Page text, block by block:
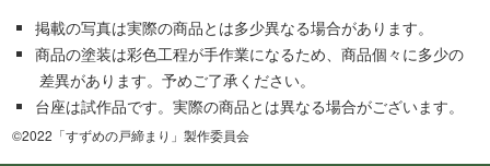
掲載の写真は実際の商品とは多少異なる場合があります。
商品の塗装は彩色工程が手作業になるため、商品個々に多少の
差異があります。予めご了承ください。
台座は試作品です。実際の商品とは異なる場合がございます。
©2022「すずめの戸締まり」製作委員会